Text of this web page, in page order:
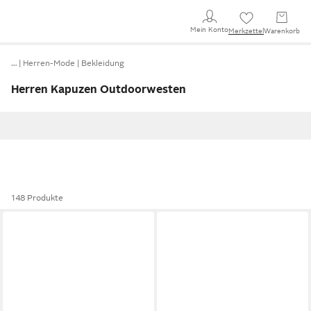
Mein KontoMerkzettel Warenkorb
… Herren-Mode Bekleidung
Herren Kapuzen Outdoorwesten
148 Produkte